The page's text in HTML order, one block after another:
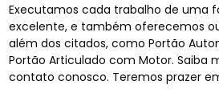
Executamos cada trabalho de uma
excelente, e também oferecemos
além dos citados, como Portão
Portão Articulado com Motor. Saiba
contato conosco. Teremos prazer